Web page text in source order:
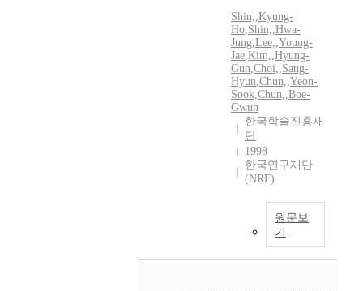
Shin,,Kyung-
Ho,Shin,,Hwa-
Jung,Lee,,Young-
Jae,Kim,,Hyung-
Gun,Choi,,Sang-
Hyun,Chun,,Yeon-
Sook,Chun,,Boe-
Gwun
한국학술진흥재
단
1998
한국연구재단
(NRF)
원문보
기